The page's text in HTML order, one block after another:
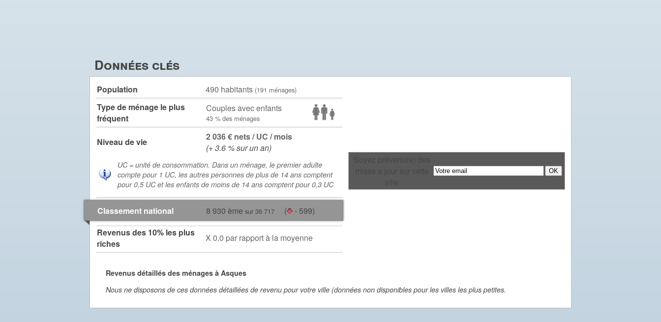
Données clés
Population 490 habitants (191 ménages)
Type de ménage le plus
fréquent
Couples avec enfants
43 % des ménages
Niveau de vie
2 036 € nets / UC / mois
(+ 3.6 % sur un an)
UC = unité de consommation. Dans un ménage, le premier adulte
compte pour 1 UC, les autres personnes de plus de 14 ans comptent
pour 0,5 UC et les enfants de moins de 14 ans comptent pour 0,3 UC
Classement national 8 930 ème sur 36 717 (
- 599)
Revenus des 10% les plus
riches
X 0.0 par rapport à la moyenne
Revenus détaillés des ménages à Asques
Nous ne disposons de ces données détaillées de revenu pour votre ville (données non disponibles pour les villes les plus petites.